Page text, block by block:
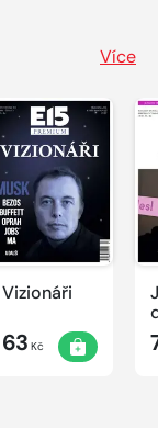
Více
Vizionáři
63 Kč